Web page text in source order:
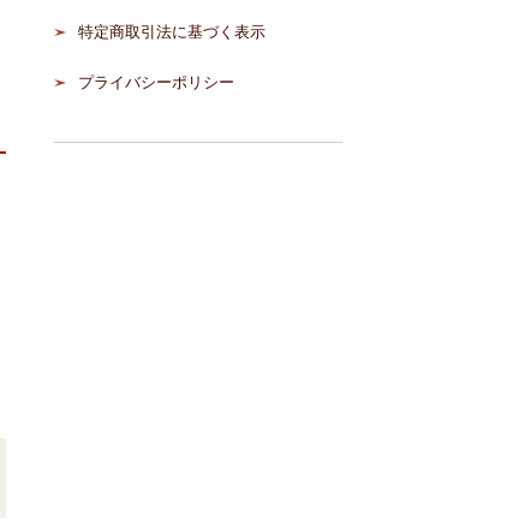
特定商取引法に基づく表示
プライバシーポリシー